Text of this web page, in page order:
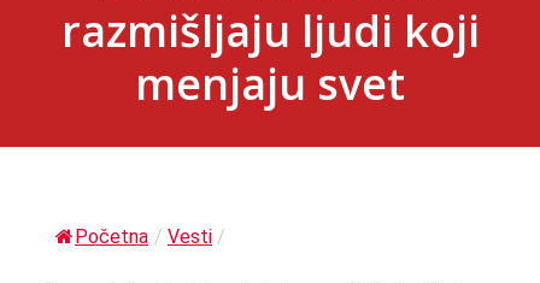
razmišljaju ljudi koji
menjaju svet
Početna / Vesti /